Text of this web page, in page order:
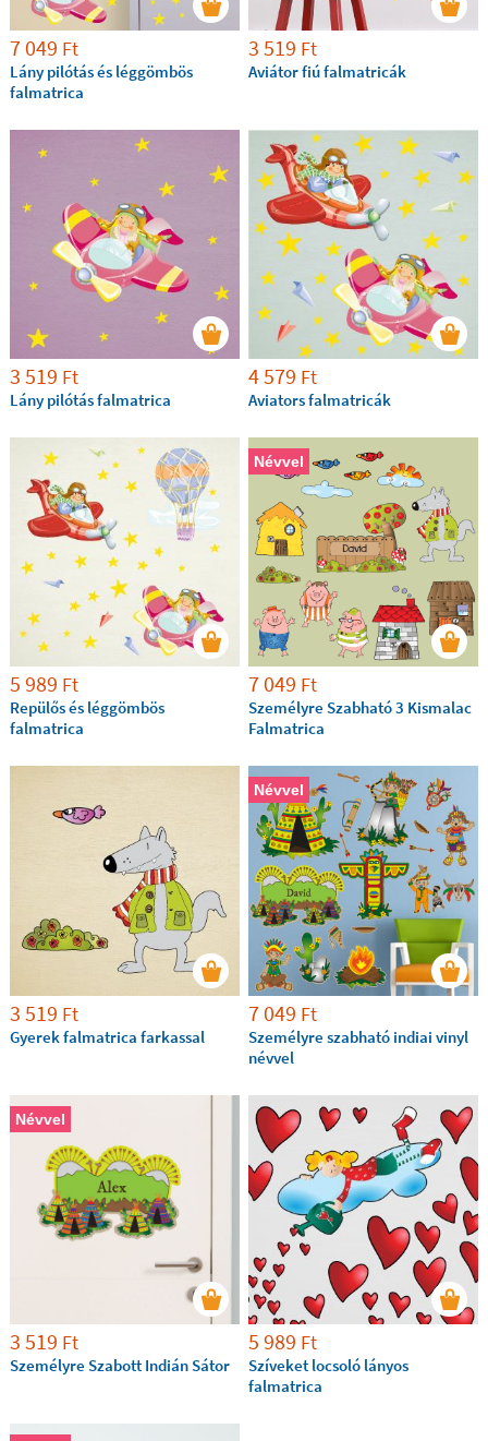
7 049 Ft
Lány pilótás és léggömbös
falmatrica
3 519 Ft
Aviátor fiú falmatricák
3 519 Ft
Lány pilótás falmatrica
4 579 Ft
Aviators falmatricák
5 989 Ft
Repülős és léggömbös
falmatrica
Névvel
7 049 Ft
Személyre Szabható 3 Kismalac
Falmatrica
3 519 Ft
Gyerek falmatrica farkassal
Névvel
7 049 Ft
Személyre szabható indiai vinyl
névvel
Névvel
3 519 Ft
Személyre Szabott Indián Sátor
5 989 Ft
Szíveket locsoló lányos
falmatrica